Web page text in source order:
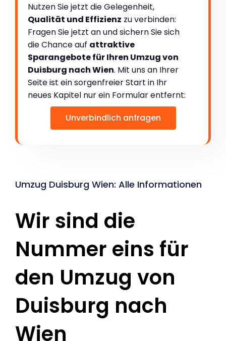
Nutzen Sie jetzt die Gelegenheit,
Qualität und Effizienz zu verbinden:
Fragen Sie jetzt an und sichern Sie sich
die Chance auf attraktive
Sparangebote für Ihren Umzug von
Duisburg nach Wien. Mit uns an Ihrer
Seite ist ein sorgenfreier Start in Ihr
neues Kapitel nur ein Formular entfernt:
Unverbindlich anfragen
Umzug Duisburg Wien: Alle Informationen
Wir sind die
Nummer eins für
den Umzug von
Duisburg nach
Wien